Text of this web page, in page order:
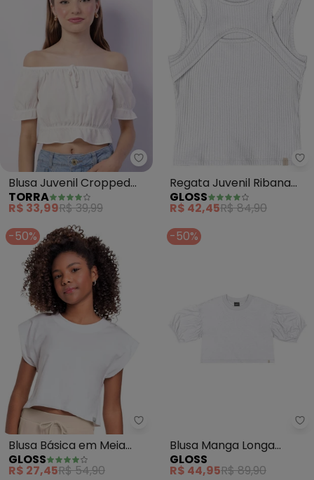
Torra - Blusa Juvenil Cropped
Blusa Juvenil Cropped
Ciganinha Viscose
(Branca)
TORRA
R$ 33,99R$ 39,99
Regata Juvenil Ribana
Canelada (Branco)
GLOSS
R$ 42,45R$ 84,90
-50%
Gloss - Blusa Básica em Meia
Blusa Básica em Meia
Malha Juvenil (Branco)
GLOSS
R$ 27,45R$ 54,90
-50%
Blusa Manga Longa
Juvenil (Branco)
GLOSS
R$ 44,95R$ 89,90